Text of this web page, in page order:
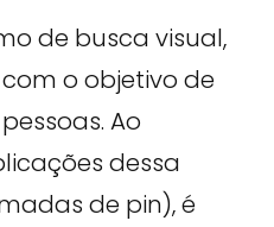
de busca visual,
o objetivo de
Ao
dessa
de pin), é